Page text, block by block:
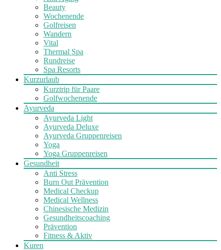
Beauty
Wochenende
Golfreisen
Wandern
Vital
Thermal Spa
Rundreise
Spa Resorts
Kurzurlaub
Kurztrip für Paare
Golfwochenende
Ayurveda
Ayurveda Light
Ayurveda Deluxe
Ayurveda Gruppenreisen
Yoga
Yoga Gruppenreisen
Gesundheit
Anti Stress
Burn Out Prävention
Medical Checkup
Medical Wellness
Chinesische Medizin
Gesundheitscoaching
Prävention
Fitness & Aktiv
Kuren